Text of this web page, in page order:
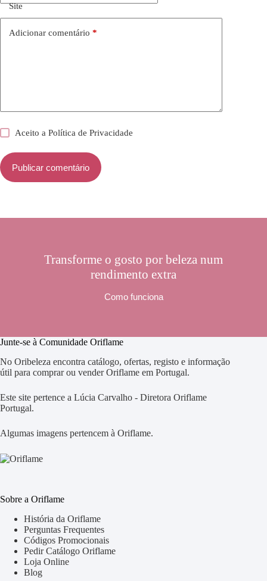
Site
Adicionar comentário *
Aceito aPolítica de Privacidade
Publicar comentário
Transforme o gosto por beleza num
rendimento extra
Como funciona
Junte-se à Comunidade Oriflame
No Oribeleza encontra catálogo, ofertas, registo e informação
útil para comprar ou vender Oriflame em Portugal.
Este site pertence a Lúcia Carvalho - Diretora Oriflame
Portugal.
Algumas imagens pertencem à Oriflame.
Sobre a Oriflame
História da Oriflame
Perguntas Frequentes
Códigos Promocionais
Pedir Catálogo Oriflame
Loja Online
Blog